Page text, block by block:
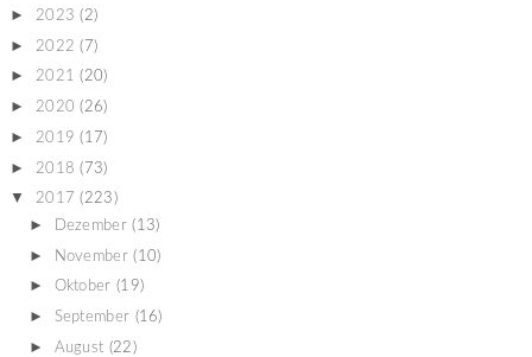
► 2023 (2)
► 2022 (7)
► 2021 (20)
► 2020 (26)
► 2019 (17)
► 2018 (73)
▼ 2017 (223)
► Dezember (13)
► November (10)
► Oktober (19)
► September (16)
► August (22)